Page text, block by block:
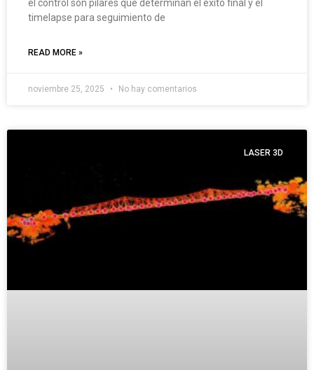
el control son pilares que determinan el éxito final y el
timelapse para seguimiento de
READ MORE »
noviembre 25, 2025 No hay comentarios
LASER 3D